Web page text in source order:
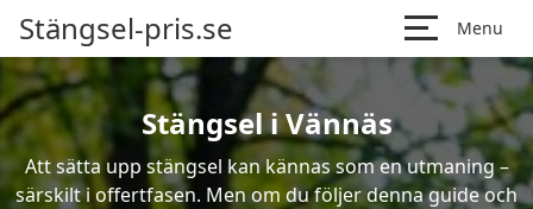
Stängsel-pris.se Menu
Stängsel i Vännäs
Att sätta upp stängsel kan kännas som en utmaning –
särskilt i offertfasen. Men om du följer denna guide och